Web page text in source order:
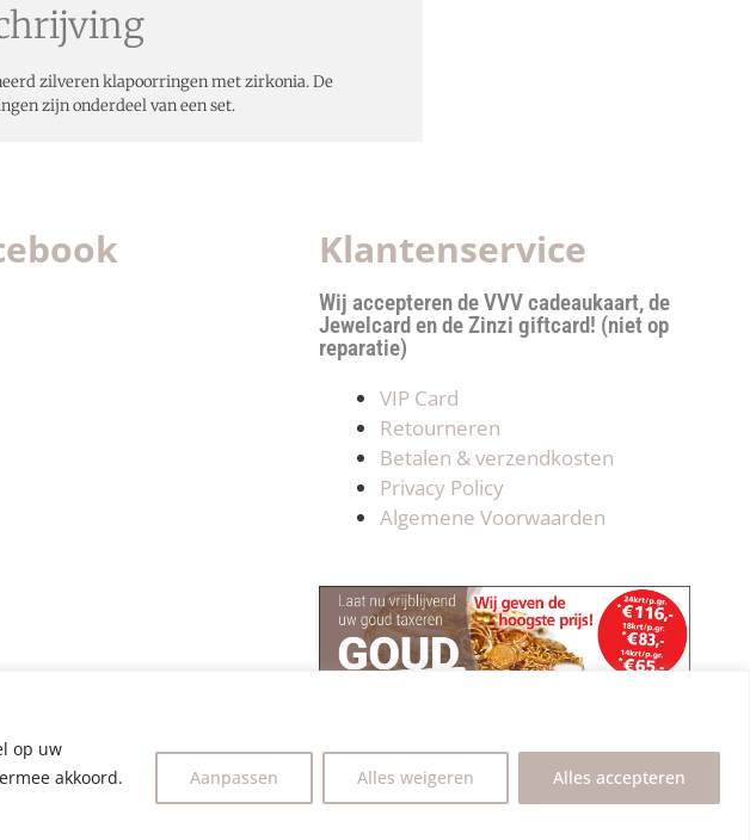
op uw
akkoord.
Aanpassen Alles weigeren Alles accepteren
zilveren klapoorringen met zirkonia. De
zijn onderdeel van een set.
Klantenservice
Wij accepteren de VVV cadeaukaart, de
Jewelcard en de Zinzi giftcard! (niet op
reparatie)
VIP Card
Retourneren
Betalen & verzendkosten
Privacy Policy
Algemene Voorwaarden